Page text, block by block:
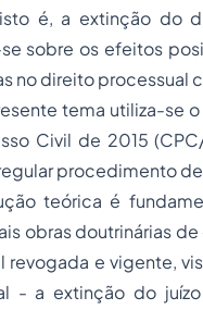
é, a extinção do
sobre os efeitos
no direito processual
tema utiliza-se
Civil de 2015
procedimento
teórica é
obras doutrinárias
revogada e vigente,
- a extinção do